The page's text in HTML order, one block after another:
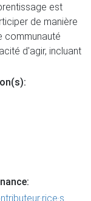
est
de manière
communauté
d'agir, incluant